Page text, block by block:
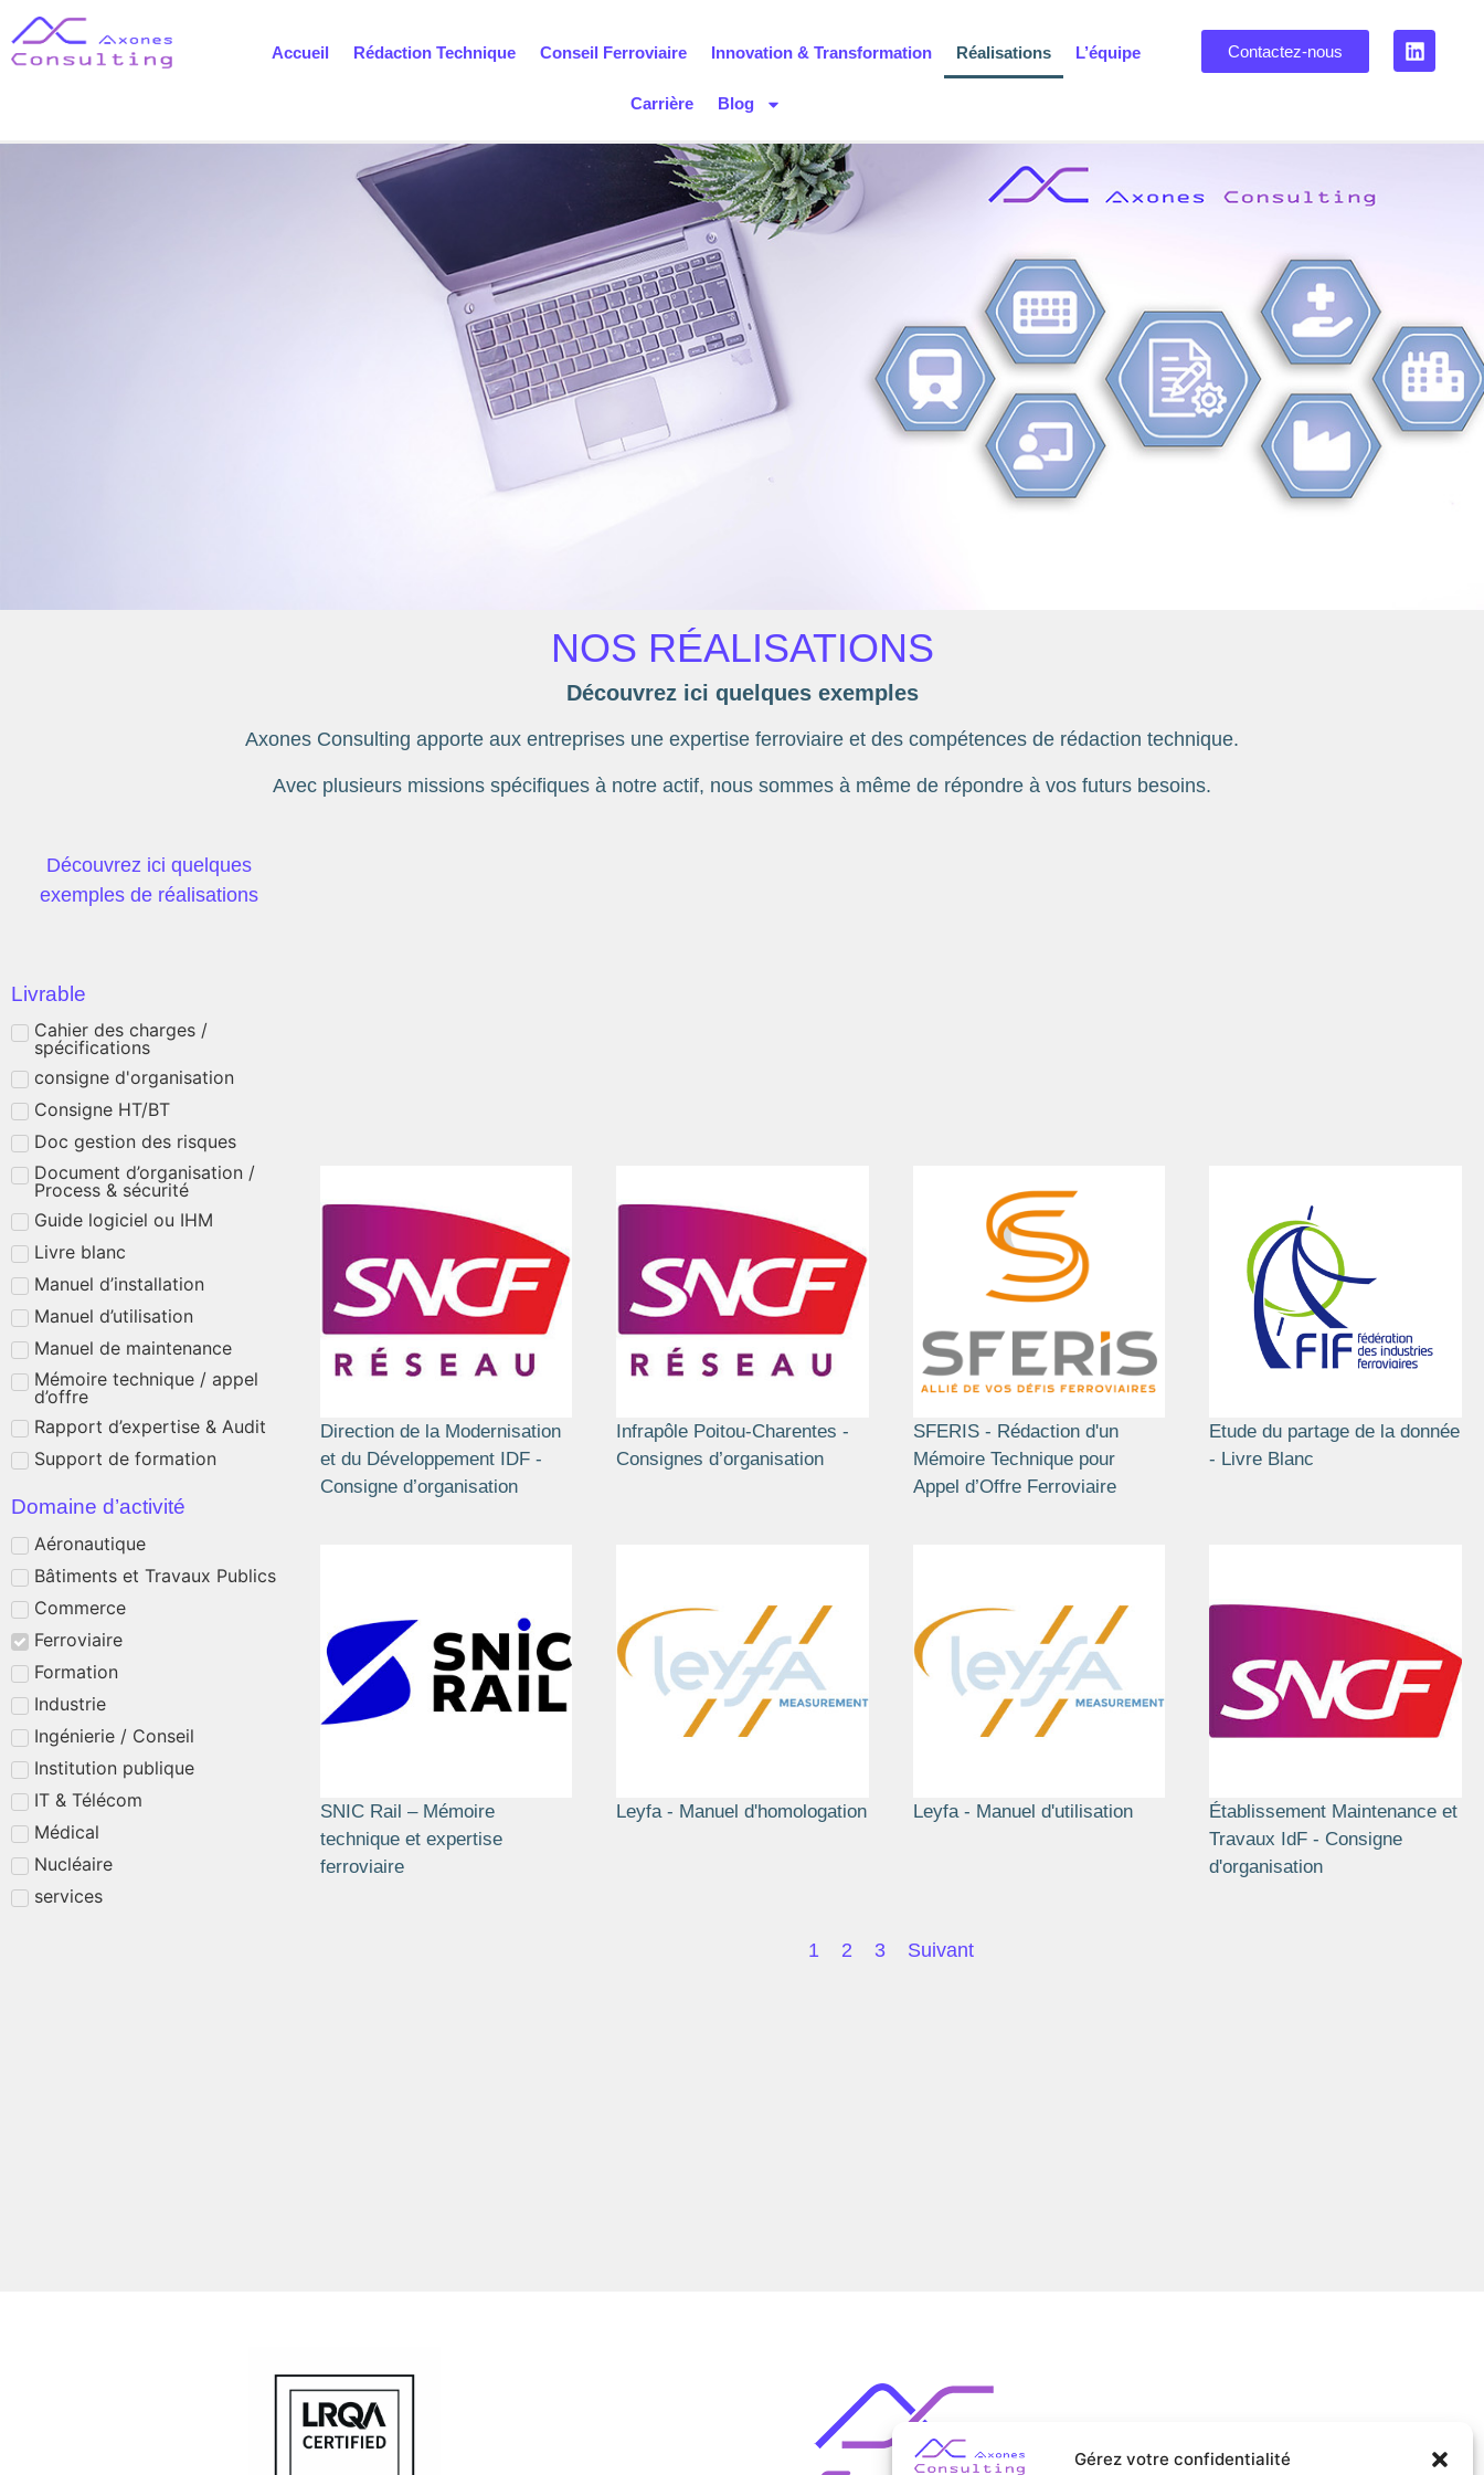
Gérez votre confidentialité
Accueil Rédaction Technique Conseil Ferroviaire Innovation & Transformation Réalisations L’équipe
Carrière Blog
Contactez-nous
NOS RÉALISATIONS
Découvrez ici quelques exemples
Axones Consulting apporte aux entreprises une expertise ferroviaire et des compétences de rédaction technique.
Avec plusieurs missions spécifiques à notre actif, nous sommes à même de répondre à vos futurs besoins.
Découvrez ici quelques
exemples de réalisations
Livrable
Cahier des charges /
spécifications
consigne d'organisation
Consigne HT/BT
Doc gestion des risques
Document d’organisation /
Process & sécurité
Guide logiciel ou IHM
Livre blanc
Manuel d’installation
Manuel d’utilisation
Manuel de maintenance
Mémoire technique / appel
d’offre
Rapport d’expertise & Audit
Support de formation
Domaine d’activité
Aéronautique
Bâtiments et Travaux Publics
Commerce
Ferroviaire
Formation
Industrie
Ingénierie / Conseil
Institution publique
IT & Télécom
Médical
Nucléaire
services
Direction de la Modernisation
et du Développement IDF -
Consigne d’organisation
Infrapôle Poitou-Charentes -
Consignes d’organisation
SFERIS - Rédaction d'un
Mémoire Technique pour
Appel d’Offre Ferroviaire
Etude du partage de la donnée
- Livre Blanc
SNIC Rail – Mémoire
technique et expertise
ferroviaire
Leyfa - Manuel d'homologation Leyfa - Manuel d'utilisation
Établissement Maintenance et
Travaux IdF - Consigne
d'organisation
1 2 3 Suivant